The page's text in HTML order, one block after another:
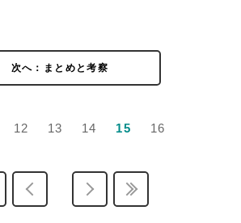
次へ：まとめと考察
12 13 14 15 16